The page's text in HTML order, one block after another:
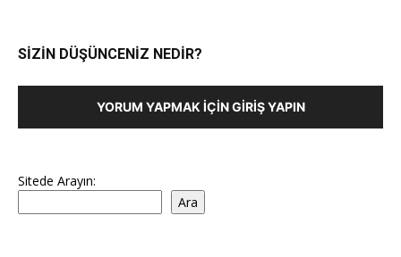
SİZİN DÜŞÜNCENİZ NEDİR?
YORUM YAPMAK İÇIN GIRIŞ YAPIN
Sitede Arayın:
Ara